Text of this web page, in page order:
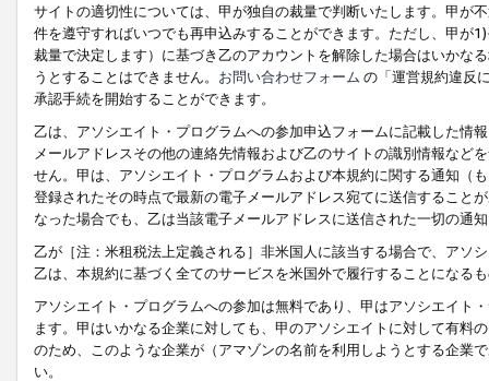
サイトの適切性については、甲が独自の裁量で判断いたします。甲が
件を遵守すればいつでも再申込みすることができます。ただし、甲が
裁量で決定します）に基づき乙のアカウントを解除した場合はいかな
うとすることはできません。 お問い合わせフォーム の「運営規約違反
承認手続を開始することができます。
乙は、アソシエイト・プログラムへの参加申込フォームに記載した情
メールアドレスその他の連絡先情報および乙のサイトの識別情報など
せん。甲は、アソシエイト・プログラムおよび本規約に関する通知（
登録されたその時点で最新の電子メールアドレス宛てに送信すること
なった場合でも、乙は当該電子メールアドレスに送信された一切の通
乙が［注：米租税法上定義される］非米国人に該当する場合で、アソ
乙は、本規約に基づく全てのサービスを米国外で履行することになる
アソシエイト・プログラムへの参加は無料であり、甲はアソシエイト
ます。甲はいかなる企業に対しても、甲のアソシエイトに対して有料
のため、このような企業が（アマゾンの名前を利用しようとする企業
い。